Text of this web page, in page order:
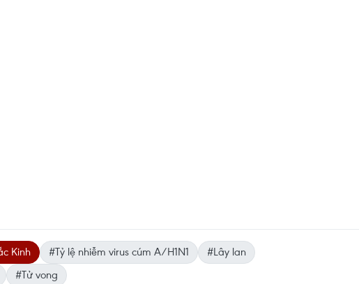
Kinh #Tỷ lệ nhiễm virus cúm A/H1N1
#Lây lan
#Tử vong